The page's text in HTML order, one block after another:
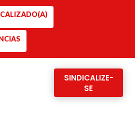
SINDICALIZE-
SE